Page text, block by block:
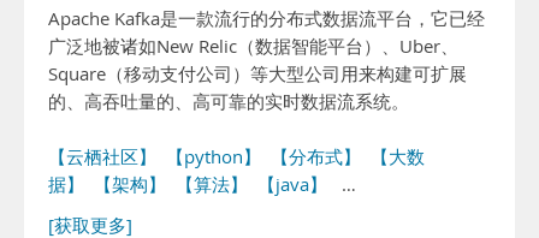
Apache Kafka是一款流行的分布式数据流平台，它已经
广泛地被诸如New Relic（数据智能平台）、Uber、
Square（移动支付公司）等大型公司用来构建可扩展
的、高吞吐量的、高可靠的实时数据流系统。
【云栖社区】 【python】 【分布式】
【大数
据】
【架构】 【算法】 【java】
…
[获取更多]